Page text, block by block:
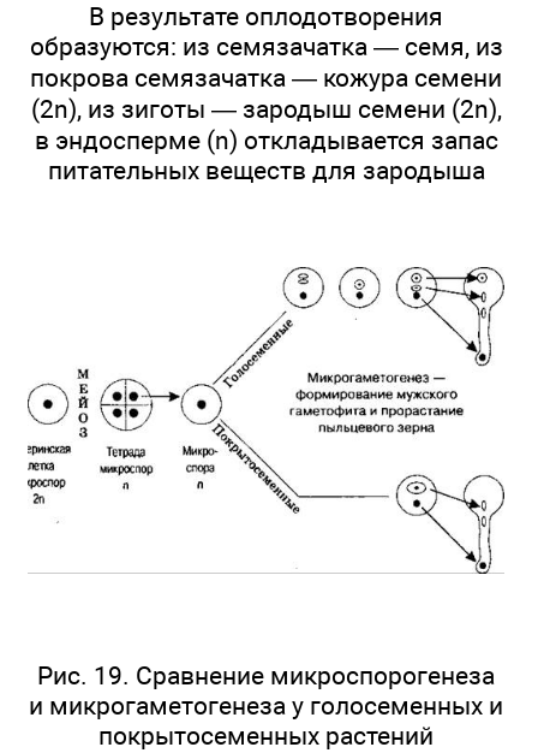
В результате оплодотворения
образуются: из семязачатка — семя, из
покрова семязачатка — кожура семени
(2n), из зиготы — зародыш семени (2n),
в эндосперме (n) откладывается запас
питательных веществ для зародыша
Рис. 19. Сравнение микроспорогенеза
и микрогаметогенеза у голосеменных и
покрытосеменных растений